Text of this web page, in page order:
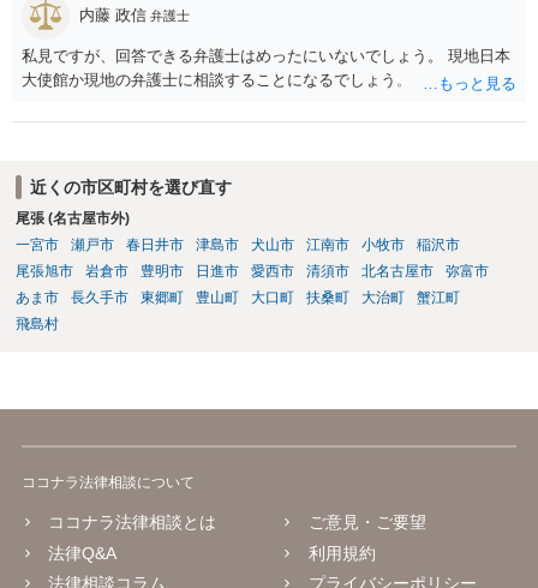
内藤 政信 弁護士
私見ですが、回答できる弁護士はめったにいないでしょう。 現地日本
大使館か現地の弁護士に相談することになるでしょう。
近くの市区町村を選び直す
尾張 (名古屋市外)
一宮市
瀬戸市 春日井市 津島市 犬山市 江南市 小牧市
稲沢市
尾張旭市
岩倉市 豊明市 日進市 愛西市 清須市 北名古屋市
弥富市
あま市
長久手市 東郷町 豊山町 大口町 扶桑町 大治町
蟹江町
飛島村
ココナラ法律相談について
ココナラ法律相談とは
法律Q&A
法律相談コラム
ご意見・ご要望
利用規約
プライバシーポリシー